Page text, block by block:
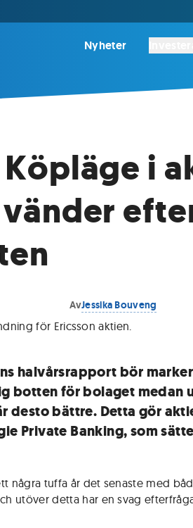
Nyheter
i
AvJessika Bouveng
för Ericsson aktien.
halvårsrapport bör
botten för bolaget medan
desto bättre. Detta gör
Private Banking, som
några tuffa år det senaste med
utöver detta har en svag